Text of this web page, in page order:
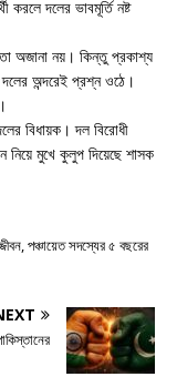
করলে দলের ভাবমূর্তি নষ্ট
অজানা নয়। কিন্তু প্রকাশ্য
দলের অন্দরেই প্রশ্ন ওঠে।
বিধায়ক। দল বিরোধী
মুখে কুলুপ দিয়েছে শাসক
পঞ্চায়েত সদস্যের ৫ বছরের